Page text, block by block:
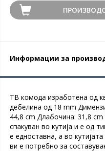
Информации за
ТВ комода изработена од
дебелина од 18 mm
44,8 cm Длабочина: 31,8
спакуван во кутија и е од
е едноставна, а во
ви е потребно за